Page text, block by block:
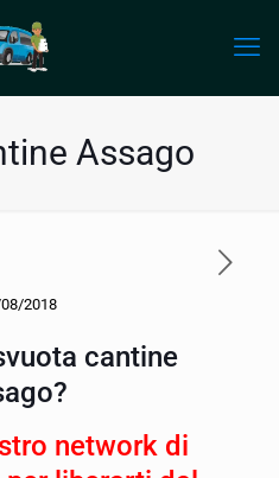
Assago
2018
cantine
network di